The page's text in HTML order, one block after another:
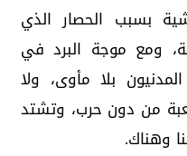
بسبب الحصار الذي
ومع موجة البرد في
بلا مأوى، ولا
من دون حرب، وتشتد
وهناك.